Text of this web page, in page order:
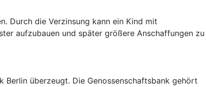
Durch die Verzinsung kann ein Kind mit
aufzubauen und später größere Anschaffungen zu
überzeugt. Die Genossenschaftsbank gehört